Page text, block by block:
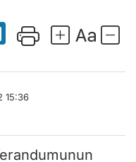
15:36